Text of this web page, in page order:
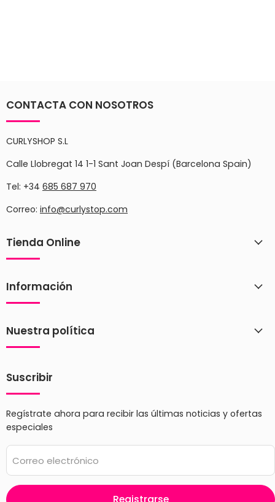
CONTACTA CON NOSOTROS
CURLYSHOP S.L
Calle Llobregat 14 1-1 Sant Joan Despí (Barcelona Spain)
Tel: +34 685 687 970
Correo: info@curlystop.com
Tienda Online
Información
Nuestra política
Suscribir
Regístrate ahora para recibir las últimas noticias y ofertas
especiales
Correo electrónico